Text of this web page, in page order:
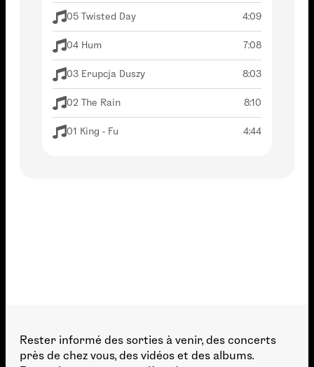
05 Twisted Day 4:09
04 Hum 7:08
03 Erupcja Duszy 8:03
02 The Rain 8:10
01 King - Fu 4:44
Rester informé des sorties à venir, des concerts
près de chez vous, des vidéos et des albums.